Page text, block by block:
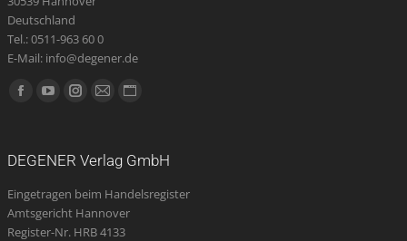
Deutschland
Tel.: 0511-963 60 0
E-Mail: info@degener.de
Finden Sie uns auf:
Facebook
in
new
window
YouTube
in
new
window
Instagram
in
new
window
E-
opens
in
new
Website
in
new
DEGENER Verlag GmbH
Eingetragen beim Handelsregister
Amtsgericht Hannover
Register-Nr. HRB 4133